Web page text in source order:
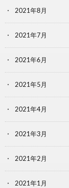
2021年8月
2021年7月
2021年6月
2021年5月
2021年4月
2021年3月
2021年2月
2021年1月